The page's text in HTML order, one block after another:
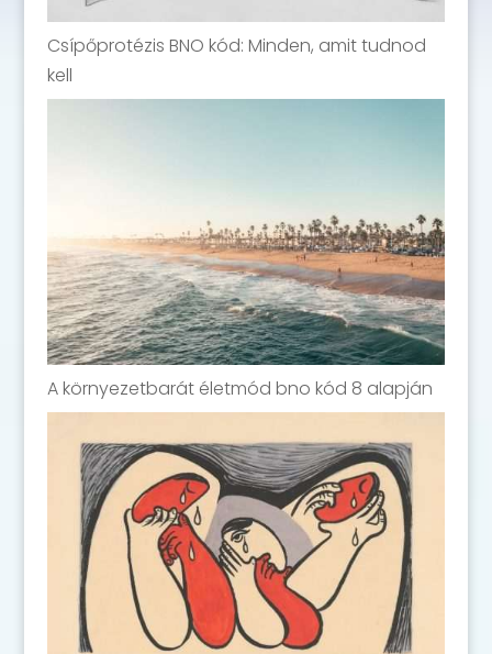
Csípőprotézis BNO kód: Minden, amit tudnod
kell
A környezetbarát életmód bno kód 8 alapján